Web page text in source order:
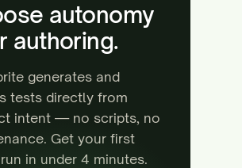
autonomy
authoring.
generates and
tests directly from
intent — no scripts, no
Get your first
in under 4 minutes.